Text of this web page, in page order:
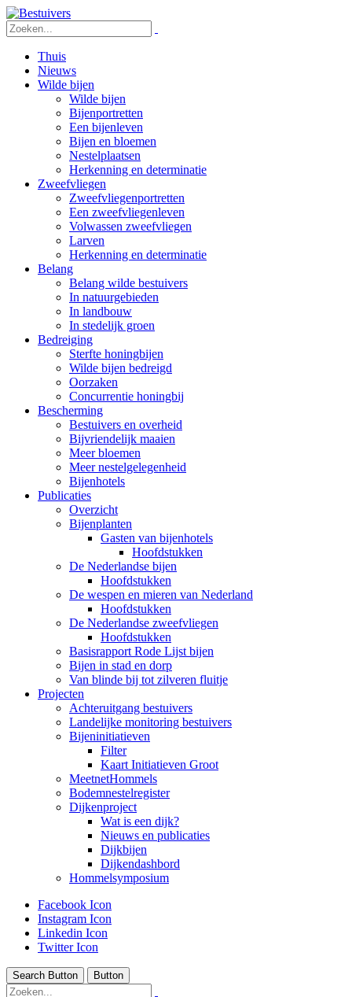
Thuis
Nieuws
Wilde bijen
Wilde bijen
Bijenportretten
Een bijenleven
Bijen en bloemen
Nestelplaatsen
Herkenning en determinatie
Zweefvliegen
Zweefvliegenportretten
Een zweefvliegenleven
Volwassen zweefvliegen
Larven
Herkenning en determinatie
Belang
Belang wilde bestuivers
In natuurgebieden
In landbouw
In stedelijk groen
Bedreiging
Sterfte honingbijen
Wilde bijen bedreigd
Oorzaken
Concurrentie honingbij
Bescherming
Bestuivers en overheid
Bijvriendelijk maaien
Meer bloemen
Meer nestelgelegenheid
Bijenhotels
Publicaties
Overzicht
Bijenplanten
Gasten van bijenhotels
Hoofdstukken
De Nederlandse bijen
Hoofdstukken
De wespen en mieren van Nederland
Hoofdstukken
De Nederlandse zweefvliegen
Hoofdstukken
Basisrapport Rode Lijst bijen
Bijen in stad en dorp
Van blinde bij tot zilveren fluitje
Projecten
Achteruitgang bestuivers
Landelijke monitoring bestuivers
Bijeninitiatieven
Filter
Kaart Initiatieven Groot
MeetnetHommels
Bodemnestelregister
Dijkenproject
Wat is een dijk?
Nieuws en publicaties
Dijkbijen
Dijkendashbord
Hommelsymposium
Facebook Icon
Instagram Icon
Linkedin Icon
Twitter Icon
Search Button Button